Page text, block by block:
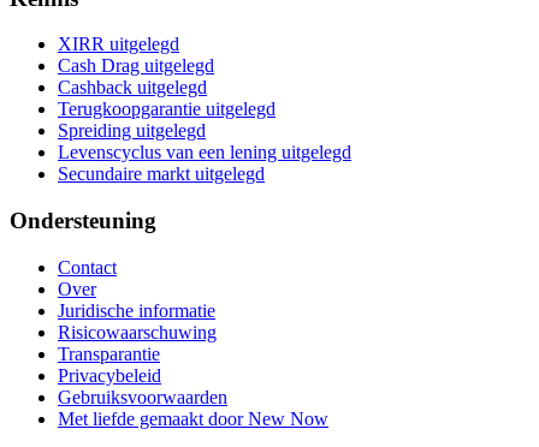
XIRR uitgelegd
Cash Drag uitgelegd
Cashback uitgelegd
Terugkoopgarantie uitgelegd
Spreiding uitgelegd
Levenscyclus van een lening uitgelegd
Secundaire markt uitgelegd
Ondersteuning
Contact
Over
Juridische informatie
Risicowaarschuwing
Transparantie
Privacybeleid
Gebruiksvoorwaarden
Met liefde gemaakt door New Now